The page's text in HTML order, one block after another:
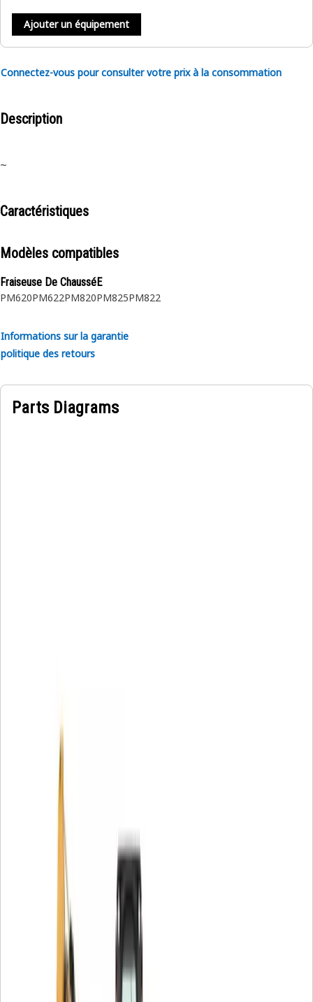
Ajouter un équipement
Connectez-vous pour consulter votre prix à la consommation
Description
~
Caractéristiques
Modèles compatibles
Fraiseuse De ChausséE
PM620PM622PM820PM825PM822
Informations sur la garantie
politique des retours
Parts Diagrams